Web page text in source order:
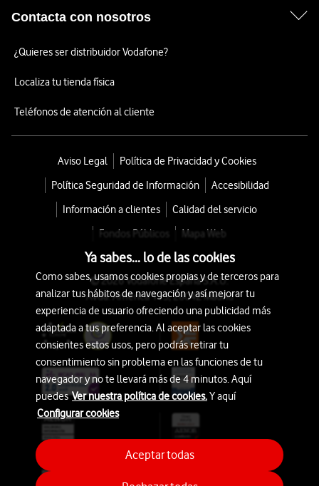
Contacta con nosotros
¿Quieres ser distribuidor Vodafone?
Localiza tu tienda física
Teléfonos de atención al cliente
Aviso Legal
Política de Privacidad y Cookies
Política Seguridad de Información
Accesibilidad
Información a clientes
Calidad del servicio
Fondos Públicos
Mapa Web
© 2026 Vodafone España S.A.U.
Avda. América 115, 28042 Madrid
Ya sabes... lo de las cookies
Como sabes, usamos cookies propias y de terceros para
analizar tus hábitos de navegación y así mejorar tu
experiencia de usuario ofreciendo una publicidad más
adaptada a tus preferencia. Al aceptar las cookies
consientes estos usos, pero podrás retirar tu
consentimiento sin problema en las funciones de tu
navegador y no te llevará más de 4 minutos. Aquí
puedesVer nuestra política de cookies.Y aquí
Configurar cookies
Aceptar todas